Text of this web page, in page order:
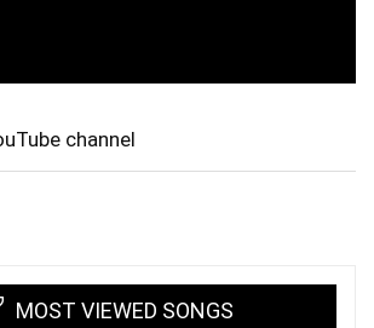
channel
MOST VIEWED SONGS